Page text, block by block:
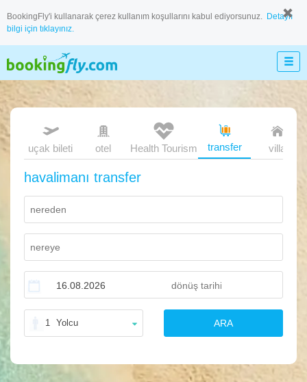
BookingFly'i kullanarak çerez kullanım koşullarını kabul ediyorsunuz. Detaylı
bilgi için tıklayınız.
uçak bileti otel transfer villa
Health Tourism
havalimanı transfer
1 Yolcu ARA